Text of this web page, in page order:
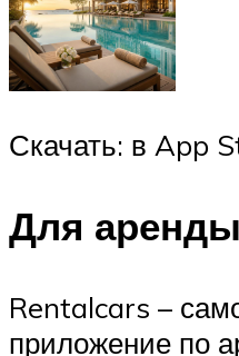
Скачать: в App
Для
Rentalcars –
приложение по